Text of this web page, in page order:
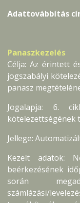
Adattovábbítás
Panaszkezelés
Célja: Az érintett
jogszabályi
panasz
Jogalapja: 6.
kötelezettségének
Jellege:
Kezelt adatok:
beérkezésének
során
számlázási/